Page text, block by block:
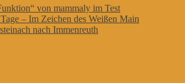
von mammaly im Test
– Im Zeichen des Weißen Main
nach Immenreuth